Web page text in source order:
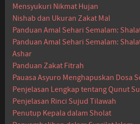
Mensyukuri Nikmat Hujan
Nishab dan Ukuran Zakat Mal
Panduan Amal Sehari Semalam:
Panduan Amal Sehari Semalam:
Ashar
Panduan Zakat Fitrah
Pauasa Asyuro Menghapuskan Dosa
Penjelasan Lengkap tentang Qunut
Penjelasan Rinci Sujud Tilawah
Penutup Kepala dalam Sholat